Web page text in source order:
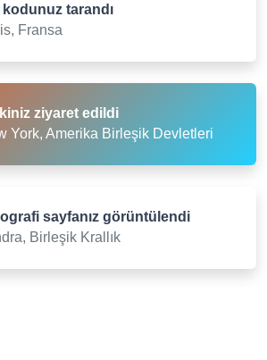
kodunuz tarandı
Fransa
ziyaret edildi
York, Amerika Birleşik Devletleri
sayfanız görüntülendi
Birleşik Krallık